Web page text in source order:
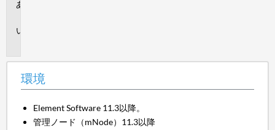
環境
Element Software 11.3以降。
管理ノード（mNode）11.3以降